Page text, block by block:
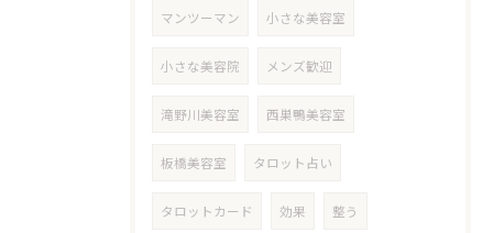
マンツーマン 小さな美容室
小さな美容院 メンズ歓迎
滝野川美容室 西巣鴨美容室
板橋美容室 タロット占い
タロットカード 効果 整う